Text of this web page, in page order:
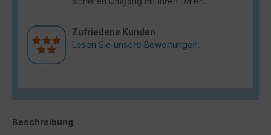
Zufriedene Kunden
Lesen Sie unsere Bewertungen.
Beschreibung